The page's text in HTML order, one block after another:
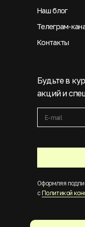
Будьте в
акций и
Оформляя
с Политикой
Наш блог
Телеграм-
Контакты